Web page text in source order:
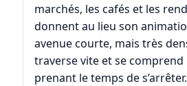
marchés, les cafés et les
donnent au lieu son
avenue courte, mais très
traverse vite et se comprend
prenant le temps de s’arrêter.